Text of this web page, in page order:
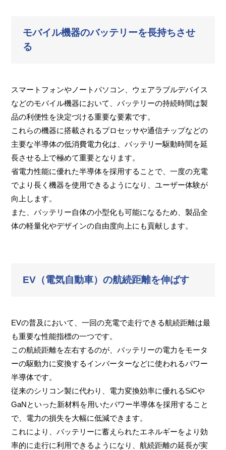
モバイル機器のバッテリーを長持ちさせ
る
スマートフォンやノートパソコン、ウェアラブルデバイス
などのモバイル機器において、バッテリーの持続時間は製
品の利便性を決定づける重要な要素です。
これらの機器に搭載されるプロセッサや通信チップなどの
主要な半導体の低消費電力化は、バッテリー駆動時間を延
長させる上で極めて重要となります。
省電力性能に優れた半導体を採用することで、一度の充電
でより長く機器を使用できるようになり、ユーザー体験が
向上します。
また、バッテリー自体の小型化も可能になるため、製品全
体の軽量化やデザインの自由度向上にも貢献します。
EV（電気自動車）の航続距離を伸ばす
EVの普及において、一回の充電で走行できる航続距離は最
も重要な性能指標の一つです。
この航続距離を左右するのが、バッテリーの電力をモータ
ーの駆動力に変換するインバーターなどに使われるパワー
半導体です。
従来のシリコン製に代わり、電力変換効率に優れるSiCや
GaNといった新材料を用いたパワー半導体を採用すること
で、電力の損失を大幅に低減できます。
これにより、バッテリーに蓄えられたエネルギーをより効
率的に走行に利用できるようになり、航続距離の延長が実